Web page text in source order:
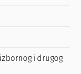
i drugog